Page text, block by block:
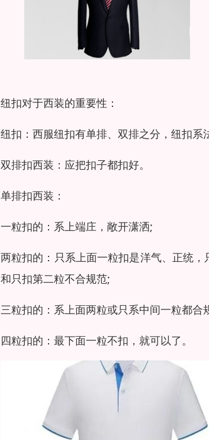
纽扣对于西装的重要性：
纽扣：西服纽扣有单排、双排之分，纽扣系
双排扣西装：应把扣子都扣好。
单排扣西装：
一粒扣的：系上端庄，敞开潇洒;
两粒扣的：只系上面一粒扣是洋气、正统
和只扣第二粒不合规范;
三粒扣的：系上面两粒或只系中间一粒都合
四粒扣的：最下面一粒不扣，就可以了。